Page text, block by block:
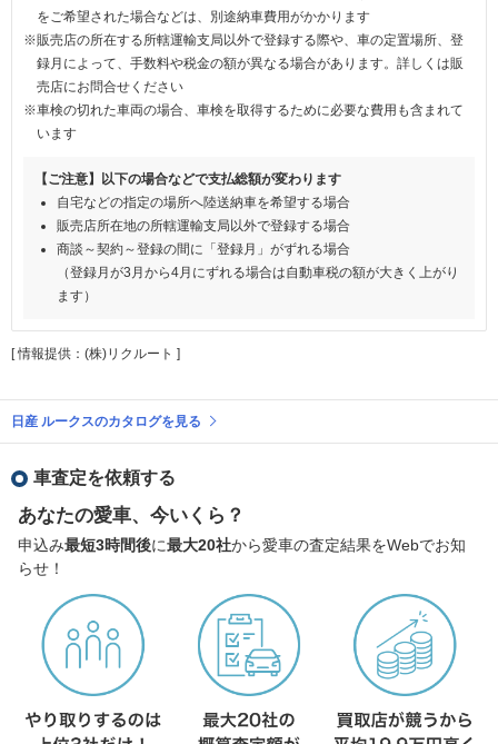
をご希望された場合などは、別途納車費用がかかります
※販売店の所在する所轄運輸支局以外で登録する際や、車の定置場所、登
録月によって、手数料や税金の額が異なる場合があります。詳しくは販
売店にお問合せください
※車検の切れた車両の場合、車検を取得するために必要な費用も含まれて
います
【ご注意】以下の場合などで支払総額が変わります
自宅などの指定の場所へ陸送納車を希望する場合
販売店所在地の所轄運輸支局以外で登録する場合
商談～契約～登録の間に「登録月」がずれる場合
（登録月が3月から4月にずれる場合は自動車税の額が大きく上がり
ます）
[ 情報提供：(株)リクルート ]
日産 ルークスのカタログを見る
車査定を依頼する
あなたの愛車、今いくら？
申込み最短3時間後に最大20社から愛車の査定結果をWebでお知
らせ！